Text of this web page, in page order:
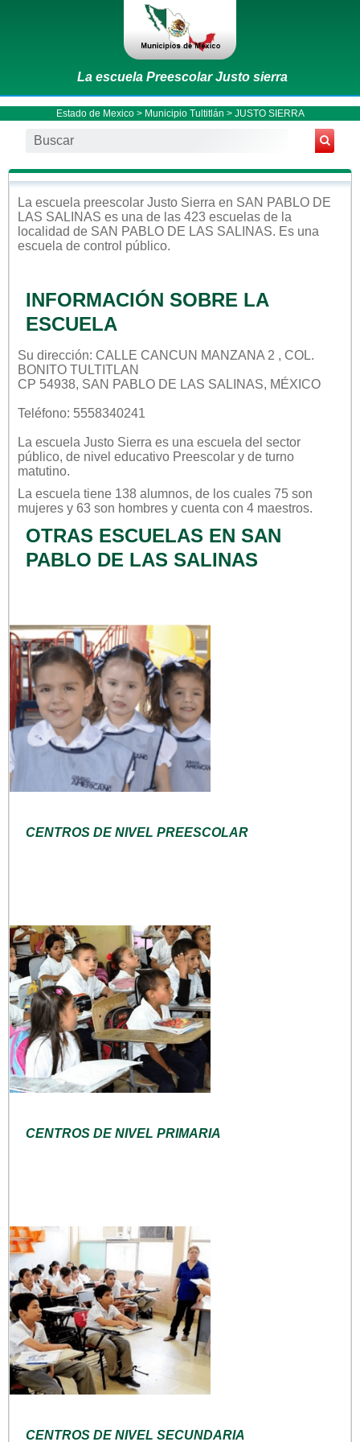
La escuela Preescolar Justo sierra
Estado de Mexico> Municipio Tultitlán > JUSTO SIERRA
La escuela preescolar Justo Sierra en SAN PABLO DE
LAS SALINAS es una de las 423 escuelas de la
localidad de SAN PABLO DE LAS SALINAS. Es una
escuela de control público.
INFORMACIÓN SOBRE LA
ESCUELA
Su dirección: CALLE CANCUN MANZANA 2 , COL.
BONITO TULTITLAN
CP 54938, SAN PABLO DE LAS SALINAS, MÉXICO
Teléfono: 5558340241
La escuela Justo Sierra es una escuela del sector
público, de nivel educativo Preescolar y de turno
matutino.
La escuela tiene 138 alumnos, de los cuales 75 son
mujeres y 63 son hombres y cuenta con 4 maestros.
OTRAS ESCUELAS EN SAN
PABLO DE LAS SALINAS
CENTROS DE NIVEL PREESCOLAR
CENTROS DE NIVEL PRIMARIA
CENTROS DE NIVEL SECUNDARIA